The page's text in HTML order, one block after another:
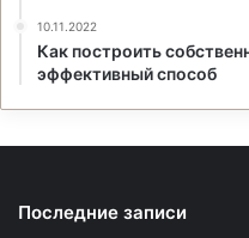
10.11.2022
Как построить
эффективный способ
Последние записи